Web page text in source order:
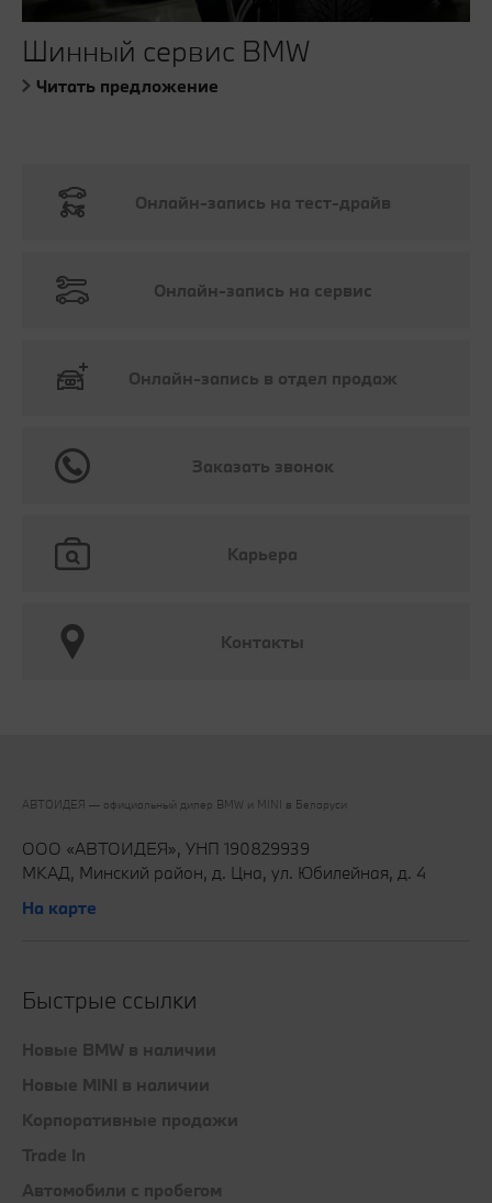
Шинный сервис BMW
Читать предложение
Онлайн-запись на тест-драйв
Онлайн-запись на сервис
Онлайн-запись в отдел продаж
Заказать звонок
Карьера
Контакты
АВТОИДЕЯ — официальный дилер BMW и MINI в Беларуси‎
ООО «АВТОИДЕЯ», УНП 190829939
МКАД, Минский район, д. Цна, ул. Юбилейная, д. 4
На карте
Быстрые ссылки
Новые BMW в наличии
Новые MINI в наличии
Корпоративные продажи
Trade In
Автомобили с пробегом